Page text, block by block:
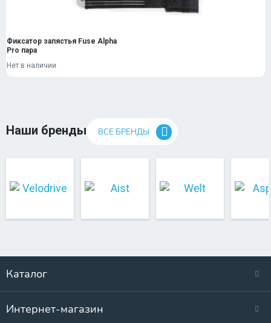
Фиксатор запястья Fuse Alpha
Pro пара
Нет в наличии
Наши бренды ВСЕ БРЕНДЫ
Каталог
Интернет-магазин